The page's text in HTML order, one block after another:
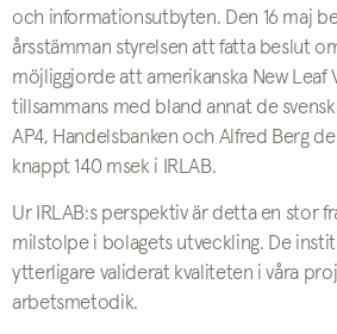
och informationsutbyten. Den 16 maj
årsstämman styrelsen att fatta beslut
möjliggjorde att amerikanska New Leaf
tillsammans med bland annat de
AP4, Handelsbanken och Alfred Berg
knappt 140 msek i IRLAB.
Ur IRLAB:s perspektiv är detta en stor
milstolpe i bolagets utveckling. De
ytterligare validerat kvaliteten i våra
arbetsmetodik.